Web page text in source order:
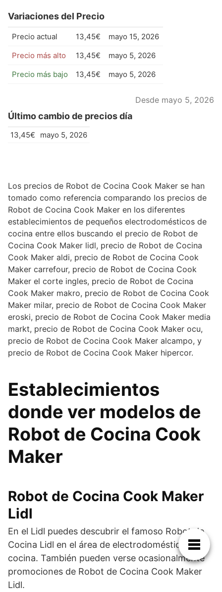
Variaciones del Precio
Precio actual 13,45€
mayo 15, 2026
Precio más alto
13,45€
mayo 5, 2026
Precio más bajo
13,45€ mayo 5, 2026
Desde mayo 5, 2026
Último cambio de precios día
13,45€ mayo 5, 2026
Los precios de Robot de Cocina Cook Maker se han
tomado como referencia comparando los precios de
Robot de Cocina Cook Maker en los diferentes
establecimientos de pequeños electrodomésticos de
cocina entre ellos buscando el precio de Robot de
Cocina Cook Maker lidl, precio de Robot de Cocina
Cook Maker aldi, precio de Robot de Cocina Cook
Maker carrefour, precio de Robot de Cocina Cook
Maker el corte ingles, precio de Robot de Cocina
Cook Maker makro, precio de Robot de Cocina Cook
Maker milar, precio de Robot de Cocina Cook Maker
eroski, precio de Robot de Cocina Cook Maker media
markt, precio de Robot de Cocina Cook Maker ocu,
precio de Robot de Cocina Cook Maker alcampo, y
precio de Robot de Cocina Cook Maker hipercor.
Establecimientos
donde ver modelos de
Robot de Cocina Cook
Maker
Robot de Cocina Cook Maker
Lidl
En el Lidl puedes descubrir el famoso Robot de
Cocina Lidl en el área de electrodomésticos de
cocina. También pueden verse ocasionalmente
promociones de Robot de Cocina Cook Maker
Lidl.